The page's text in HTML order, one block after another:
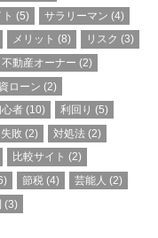
(5) サラリーマン (4)
メリット (8) リスク (3)
不動産オーナー (2)
ローン (2)
者 (10) 利回り (5)
失敗 (2) 対処法 (2)
比較サイト (2)
節税 (4) 芸能人 (2)
(3)